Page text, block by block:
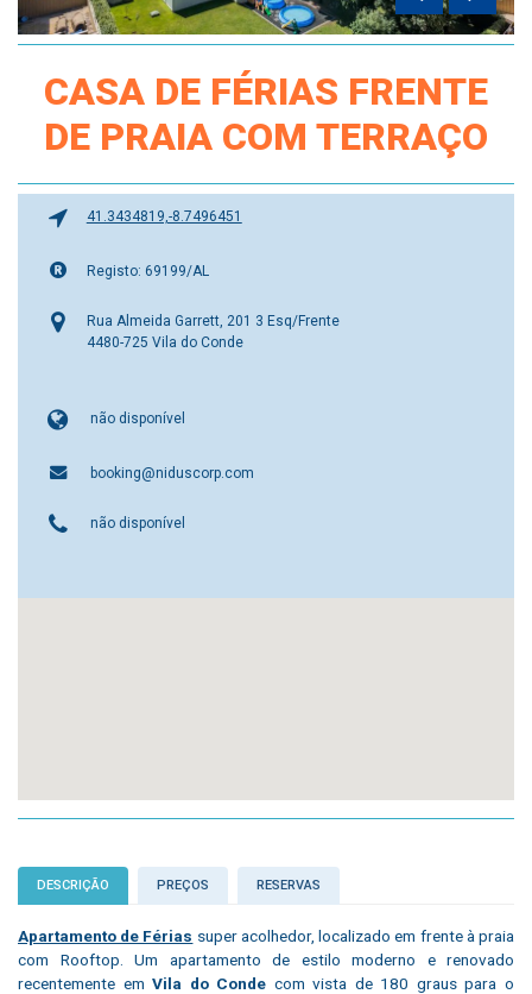
CASA DE FÉRIAS FRENTE
DE PRAIA COM TERRAÇO
41.3434819,-8.7496451
Registo: 69199/AL
Rua Almeida Garrett, 201 3 Esq/Frente
4480-725 Vila do Conde
não disponível
booking@niduscorp.com
não disponível
DESCRIÇÃO PREÇOS RESERVAS
Apartamento de Férias super acolhedor, localizado em frente à praia
com Rooftop. Um apartamento de estilo moderno e renovado
recentemente emVila do Conde com vista de 180 graus para o